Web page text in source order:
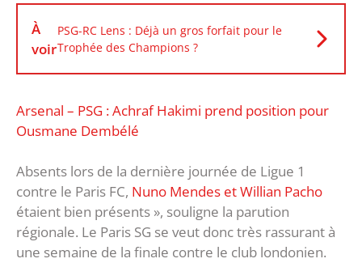
À
voir
PSG-RC Lens : Déjà un gros forfait pour le
Trophée des Champions ?
Arsenal – PSG : Achraf Hakimi prend position pour
Ousmane Dembélé
Absents lors de la dernière journée de Ligue 1
contre le Paris FC, Nuno Mendes et Willian Pacho
étaient bien présents », souligne la parution
régionale. Le Paris SG se veut donc très rassurant à
une semaine de la finale contre le club londonien.